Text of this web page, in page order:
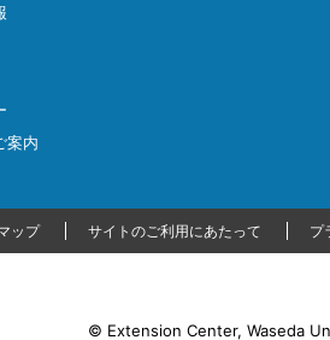
案内
ップ サイトのご利用にあたって プ
© Extension Center, Waseda